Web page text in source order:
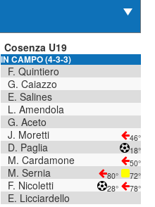
Cosenza U19
IN CAMPO (4-3-3)
F. Quintiero
G. Caiazzo
E. Salines
L. Amendola
G. Aceto
J. Moretti
46°
D. Paglia 18°
M. Cardamone 50°
M. Sernia 80° 72°
F. Nicoletti 28° 78°
E. Licciardello